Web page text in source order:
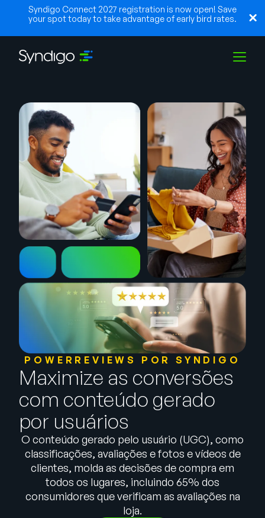
Syndigo Connect 2027 registration is now open! Save
your spot today to take advantage of early bird rates.
Soluções
Indústrias
Parceiros
Recursos
Empresa
Fale com a equipe de vendas
SUPORTEENTRAR
English
German
Français
Português
POWERREVIEWS POR SYNDIGO
Maximize as conversões
com conteúdo gerado
por usuários
O conteúdo gerado pelo usuário (UGC), como
classificações, avaliações e fotos e vídeos de
clientes, molda as decisões de compra em
todos os lugares, incluindo 65% dos
consumidores que verificam as avaliações na
loja.